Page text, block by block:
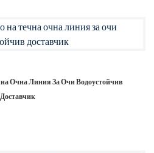
Очна Линия За Очи Водоустойчив
Доставчик